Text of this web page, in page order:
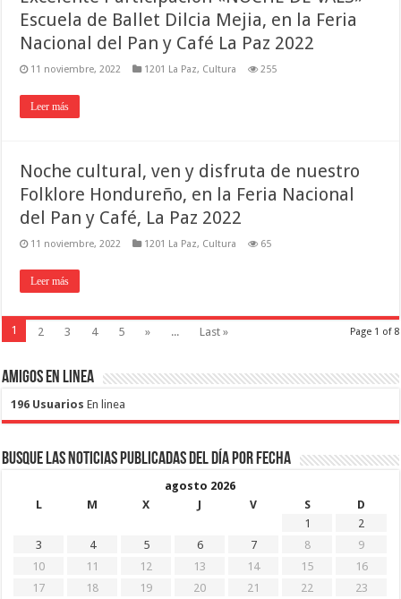
Escuela de Ballet Dilcia Mejia, en la Feria
Nacional del Pan y Café La Paz 2022
11 noviembre, 2022 1201 La Paz, Cultura 255
Leer más
Noche cultural, ven y disfruta de nuestro
Folklore Hondureño, en la Feria Nacional
del Pan y Café, La Paz 2022
11 noviembre, 2022 1201 La Paz, Cultura 65
Leer más
Page 1 of 8
1 2 3 4 5 » ... Last »
Amigos en Linea
196 Usuarios En linea
Busque las noticias publicadas del día por fecha
agosto 2026
L
M X J V S
D
1
2
3
4 5 6 7 8
9
10
11 12 13 14 15
16
17
18 19 20 21 22
23